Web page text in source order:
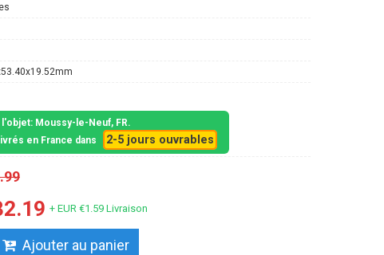
Moussy-le-Neuf, FR.
en France dans
2-5 jours ouvrables
+ EUR €1.59 Livraison
Ajouter au panier